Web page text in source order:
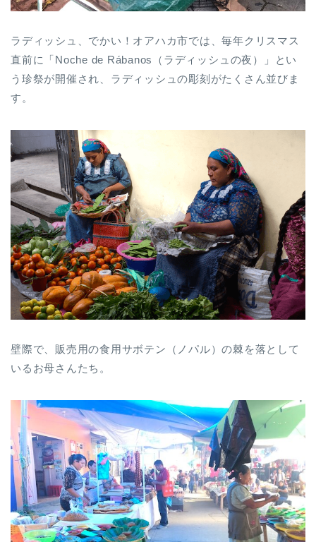
ラディッシュ、でかい！オアハカ市では、毎年クリスマス
直前に「Noche de Rábanos（ラディッシュの夜）」とい
う珍祭が開催され、ラディッシュの彫刻がたくさん並びま
す。
壁際で、販売用の食用サボテン（ノパル）の棘を落として
いるお母さんたち。